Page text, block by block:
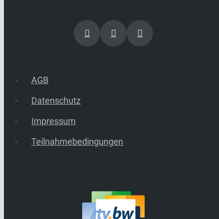
AGB
Datenschutz
Impressum
Teilnahmebedingungen